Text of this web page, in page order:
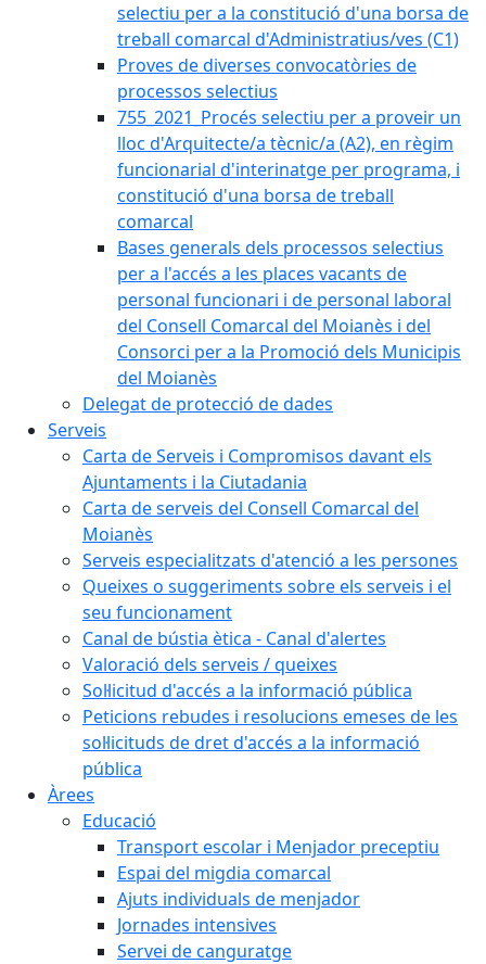
selectiu per a la constitució d'una borsa de
treball comarcal d'Administratius/ves (C1)
Proves de diverses convocatòries de
processos selectius
755_2021_Procés selectiu per a proveir un
lloc d'Arquitecte/a tècnic/a (A2), en règim
funcionarial d'interinatge per programa, i
constitució d'una borsa de treball
comarcal
Bases generals dels processos selectius
per a l'accés a les places vacants de
personal funcionari i de personal laboral
del Consell Comarcal del Moianès i del
Consorci per a la Promoció dels Municipis
del Moianès
Delegat de protecció de dades
Serveis
Carta de Serveis i Compromisos davant els
Ajuntaments i la Ciutadania
Carta de serveis del Consell Comarcal del
Moianès
Serveis especialitzats d'atenció a les persones
Queixes o suggeriments sobre els serveis i el
seu funcionament
Canal de bústia ètica - Canal d'alertes
Valoració dels serveis / queixes
Sol·licitud d'accés a la informació pública
Peticions rebudes i resolucions emeses de les
sol·licituds de dret d'accés a la informació
pública
Àrees
Educació
Transport escolar i Menjador preceptiu
Espai del migdia comarcal
Ajuts individuals de menjador
Jornades intensives
Servei de canguratge